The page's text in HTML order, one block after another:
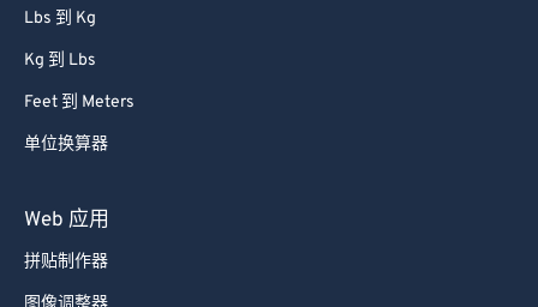
Lbs 到 Kg
Kg 到 Lbs
Feet 到 Meters
单位换算器
Web 应用
拼贴制作器